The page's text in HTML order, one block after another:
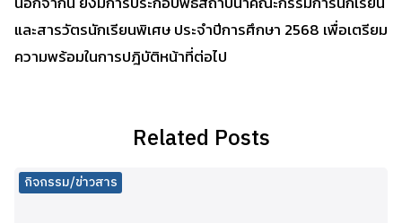
และสารวัตรนักเรียนพิเศษ ประจำปีการศึกษา 2568 เพื่อเตรียม
ความพร้อมในการปฎิบัติหน้าที่ต่อไป
Related Posts
กิจกรรม/ข่าวสาร